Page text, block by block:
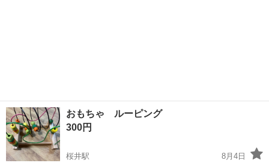
おもちゃ ルーピング
300円
桜井駅
8月4日